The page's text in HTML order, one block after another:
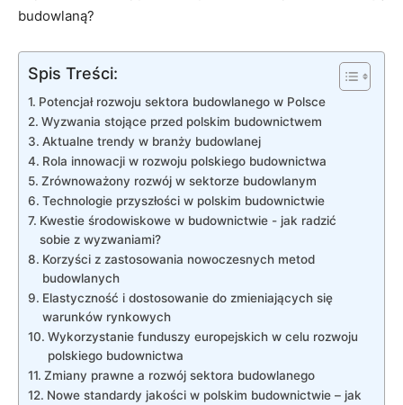
budowlaną?
Spis Treści:
Potencjał rozwoju sektora budowlanego w Polsce
Wyzwania stojące przed polskim budownictwem
Aktualne trendy w branży budowlanej
Rola innowacji w rozwoju polskiego budownictwa
Zrównoważony⁣ rozwój w sektorze budowlanym
Technologie przyszłości w polskim budownictwie
Kwestie środowiskowe w budownictwie ⁢- jak radzić
sobie z wyzwaniami?
Korzyści z zastosowania nowoczesnych metod
budowlanych
Elastyczność i ⁤dostosowanie do zmieniających się
warunków​ rynkowych
Wykorzystanie funduszy europejskich w celu rozwoju
polskiego budownictwa
Zmiany prawne a rozwój sektora budowlanego
Nowe standardy jakości w polskim budownictwie – jak⁤